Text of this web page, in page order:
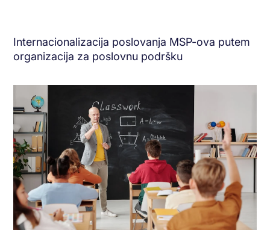
Internacionalizacija poslovanja MSP-ova putem
organizacija za poslovnu podršku